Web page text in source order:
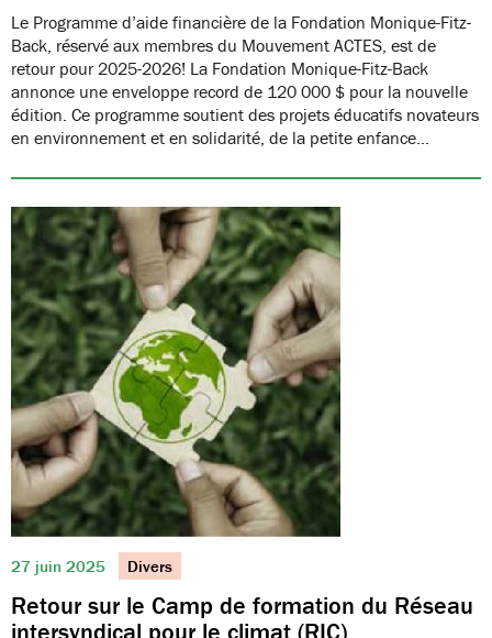
Le Programme d’aide financière de la Fondation Monique-Fitz-
Back, réservé aux membres du Mouvement ACTES, est de
retour pour 2025-2026! La Fondation Monique-Fitz-Back
annonce une enveloppe record de 120 000 $ pour la nouvelle
édition. Ce programme soutient des projets éducatifs novateurs
en environnement et en solidarité, de la petite enfance…
27 juin 2025 Divers
Retour sur le Camp de formation du Réseau
intersyndical pour le climat (RIC)